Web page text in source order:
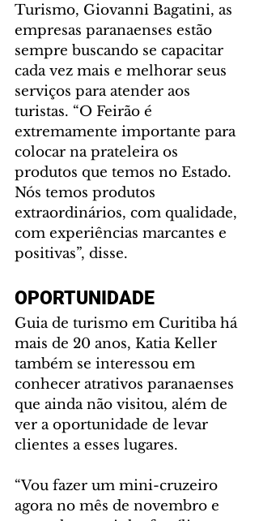
Turismo, Giovanni Bagatini, as
empresas paranaenses estão
sempre buscando se capacitar
cada vez mais e melhorar seus
serviços para atender aos
turistas. “O Feirão é
extremamente importante para
colocar na prateleira os
produtos que temos no Estado.
Nós temos produtos
extraordinários, com qualidade,
com experiências marcantes e
positivas”, disse.
OPORTUNIDADE
Guia de turismo em Curitiba há
mais de 20 anos, Katia Keller
também se interessou em
conhecer atrativos paranaenses
que ainda não visitou, além de
ver a oportunidade de levar
clientes a esses lugares.
“Vou fazer um mini-cruzeiro
agora no mês de novembro e